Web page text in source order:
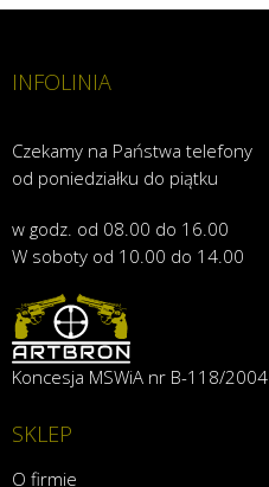
INFOLINIA
Czekamy na Państwa telefony
od poniedziałku do piątku
w godz. od 08.00 do 16.00
W soboty od 10.00 do 14.00
Koncesja MSWiA nr B-118/2004
SKLEP
O firmie